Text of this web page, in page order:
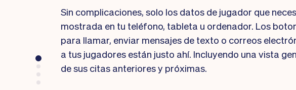
Sin complicaciones, solo los datos de jugador que
mostrada en tu teléfono, tableta u ordenador. Los
para llamar, enviar mensajes de texto o correos
a tus jugadores están justo ahí. Incluyendo una vista
de sus citas anteriores y próximas.